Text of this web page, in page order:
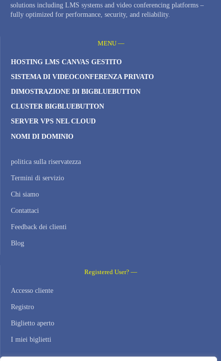
solutions including LMS systems and video conferencing platforms –
fully optimized for performance, security, and reliability.
MENU —
HOSTING LMS CANVAS GESTITO
SISTEMA DI VIDEOCONFERENZA PRIVATO
DIMOSTRAZIONE DI BIGBLUEBUTTON
CLUSTER BIGBLUEBUTTON
SERVER VPS NEL CLOUD
NOMI DI DOMINIO
politica sulla riservatezza
Termini di servizio
Chi siamo
Contattaci
Feedback dei clienti
Blog
Registered User? —
Accesso cliente
Registro
Biglietto aperto
I miei biglietti